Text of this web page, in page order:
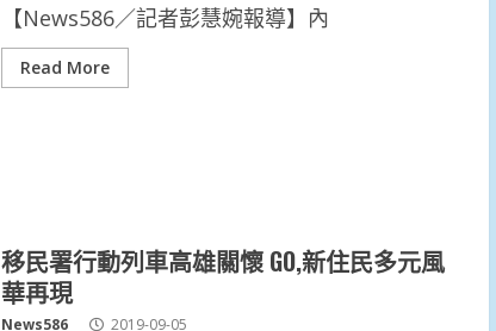
【News586／記者彭慧婉報導】內
Read More
移民署行動列車高雄關懷 GO,新住民多元風
華再現
News586 2019-09-05